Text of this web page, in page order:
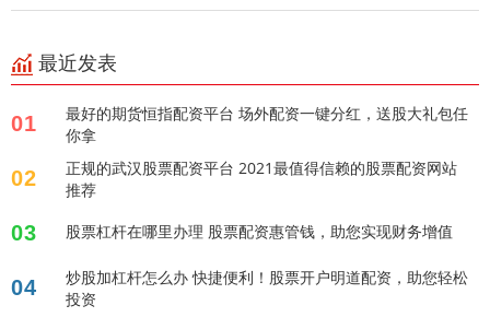
最近发表
01
最好的期货恒指配资平台 场外配资一键分红，送股大礼包任
你拿
02
正规的武汉股票配资平台 2021最值得信赖的股票配资网站
推荐
03 股票杠杆在哪里办理 股票配资惠管钱，助您实现财务增值
04
炒股加杠杆怎么办 快捷便利！股票开户明道配资，助您轻松
投资